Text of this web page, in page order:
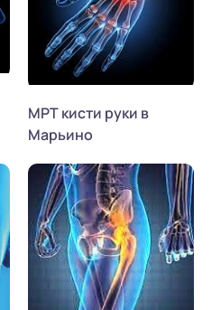
МРТ кисти руки в
Марьино